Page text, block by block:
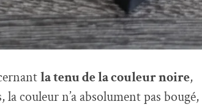
la tenu de la couleur noire,
couleur n’a absolument pas bougé,